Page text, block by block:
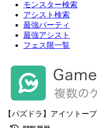
モンスター検索
アシスト検索
最強パーティ
最強アシスト
フェス限一覧
【パズドラ】アイソトー